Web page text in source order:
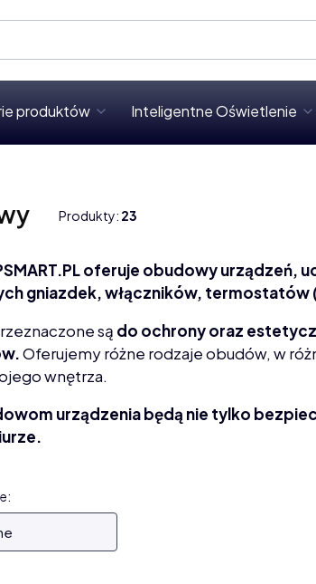
produktów Inteligentne Oświetlenie
Produkty: 23
oferuje obudowy urządzeń,
gniazdek, włączników,
są do ochrony oraz
Oferujemy różne rodzaje obudów, w
wnętrza.
urządzenia będą nie tylko